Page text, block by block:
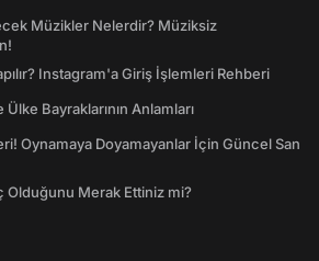
Müzikler Nelerdir? Müziksiz
Instagram'a Giriş İşlemleri Rehberi
Bayraklarının Anlamları
Oynamaya Doyamayanlar İçin Güncel San
Olduğunu Merak Ettiniz mi?